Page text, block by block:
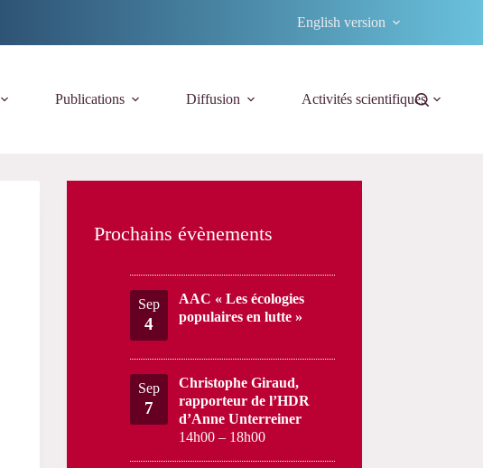
English version
Publications Diffusion Activités scientifiques
Prochains évènements
Sep
4
AAC « Les écologies
populaires en lutte »
Sep
7
Christophe Giraud,
rapporteur de l’HDR
d’Anne Unterreiner
14h00 – 18h00